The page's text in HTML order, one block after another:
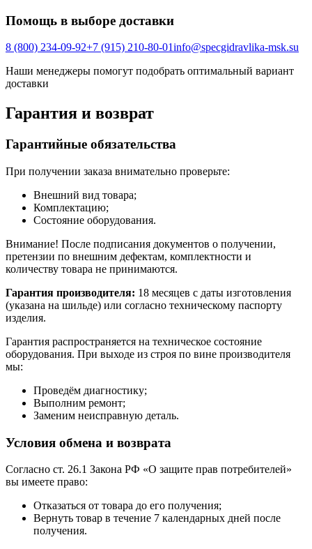
Помощь в выборе доставки
8 (800) 234-09-92+7 (915) 210-80-01info@specgidravlika-msk.su
Наши менеджеры помогут подобрать оптимальный вариант
доставки
Гарантия и возврат
Гарантийные обязательства
При получении заказа внимательно проверьте:
Внешний вид товара;
Комплектацию;
Состояние оборудования.
Внимание! После подписания документов о получении,
претензии по внешним дефектам, комплектности и
количеству товара не принимаются.
Гарантия производителя: 18 месяцев с даты изготовления
(указана на шильде) или согласно техническому паспорту
изделия.
Гарантия распространяется на техническое состояние
оборудования. При выходе из строя по вине производителя
мы:
Проведём диагностику;
Выполним ремонт;
Заменим неисправную деталь.
Условия обмена и возврата
Согласно ст. 26.1 Закона РФ «О защите прав потребителей»
вы имеете право:
Отказаться от товара до его получения;
Вернуть товар в течение 7 календарных дней после
получения.